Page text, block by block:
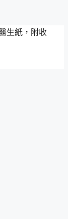
生紙，附收